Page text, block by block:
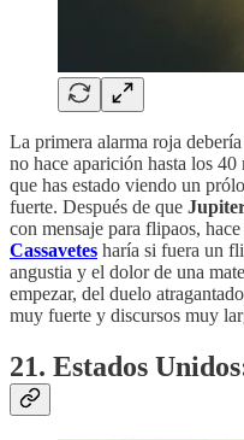
La primera alarma roja
no hace aparición hasta los
que has estado viendo un
fuerte. Después de que
con mensaje para flipaos,
Cassavetes haría si fuera un
angustia y el dolor de una
empezar, del duelo
muy fuerte y discursos muy
21. Estados